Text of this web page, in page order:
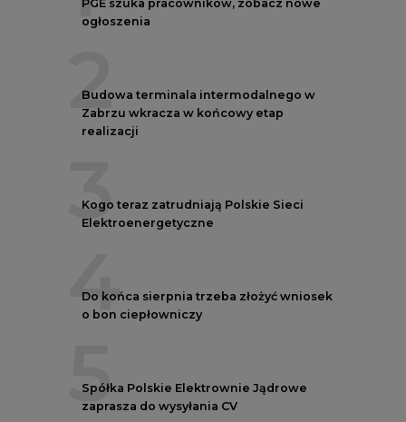
ogłoszenia
2
Budowa terminala intermodalnego w
Zabrzu wkracza w końcowy etap
realizacji
3
Kogo teraz zatrudniają Polskie Sieci
Elektroenergetyczne
4
Do końca sierpnia trzeba złożyć wniosek
o bon ciepłowniczy
5
Spółka Polskie Elektrownie Jądrowe
zaprasza do wysyłania CV